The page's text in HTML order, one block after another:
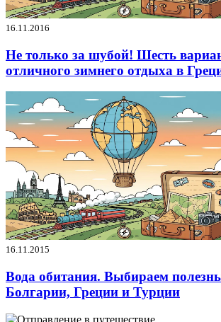
16.11.2016
Не только за шубой! Шесть
отличного зимнего отдыха в
16.11.2015
Вода обитания. Выбираем
Болгарии, Греции и Турции